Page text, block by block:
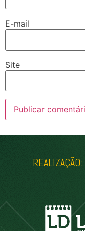
E-mail
Site
REALIZAÇÃO: